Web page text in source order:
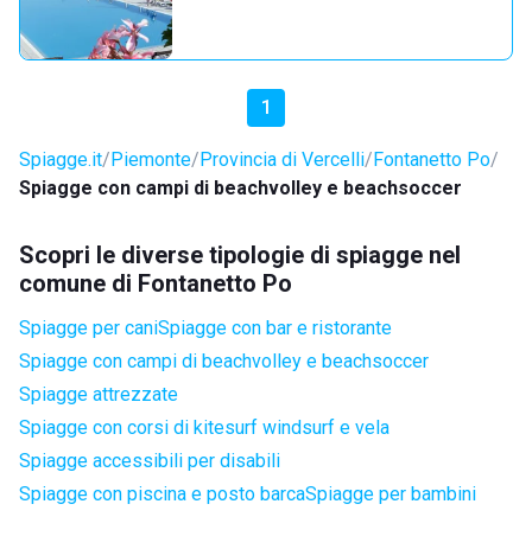
1
Spiagge.it Piemonte Provincia di Vercelli Fontanetto Po
Spiagge con campi di beachvolley e beachsoccer
Scopri le diverse tipologie di spiagge nel
comune di Fontanetto Po
Spiagge per caniSpiagge con bar e ristorante
Spiagge con campi di beachvolley e beachsoccer
Spiagge attrezzate
Spiagge con corsi di kitesurf windsurf e vela
Spiagge accessibili per disabili
Spiagge con piscina e posto barcaSpiagge per bambini